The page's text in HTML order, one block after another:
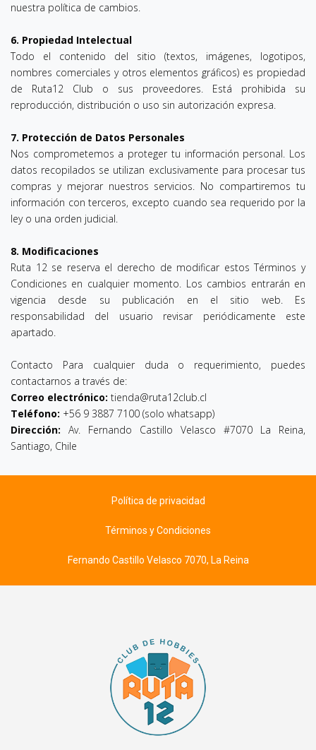
nuestra política de cambios.
6. Propiedad Intelectual
Todo el contenido del sitio (textos, imágenes, logotipos,
nombres comerciales y otros elementos gráficos) es propiedad
de Ruta12 Club o sus proveedores. Está prohibida su
reproducción, distribución o uso sin autorización expresa.
7. Protección de Datos Personales
Nos comprometemos a proteger tu información personal. Los
datos recopilados se utilizan exclusivamente para procesar tus
compras y mejorar nuestros servicios. No compartiremos tu
información con terceros, excepto cuando sea requerido por la
ley o una orden judicial.
8. Modificaciones
Ruta 12 se reserva el derecho de modificar estos Términos y
Condiciones en cualquier momento. Los cambios entrarán en
vigencia desde su publicación en el sitio web. Es
responsabilidad del usuario revisar periódicamente este
apartado.
Contacto Para cualquier duda o requerimiento, puedes
contactarnos a través de:
Correo electrónico: tienda@ruta12club.cl
Teléfono: +56 9 3887 7100 (solo whatsapp)
Dirección: Av. Fernando Castillo Velasco #7070 La Reina,
Santiago, Chile
Política de privacidad
Términos y Condiciones
Fernando Castillo Velasco 7070, La Reina